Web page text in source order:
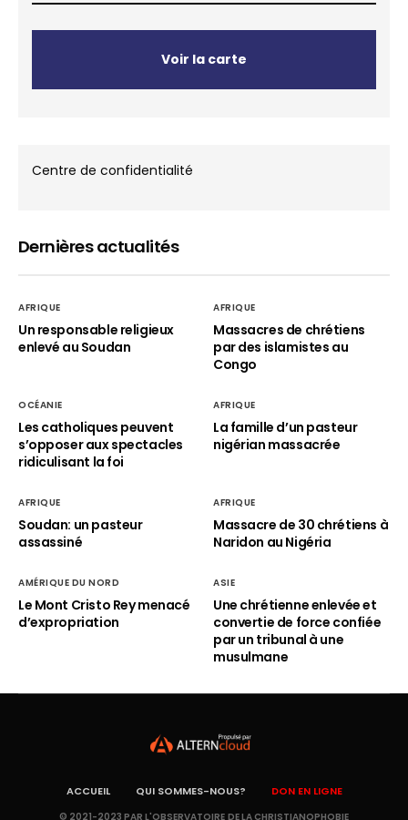
Voir la carte
Centre de confidentialité
Dernières actualités
AFRIQUE
Un responsable religieux
enlevé au Soudan
AFRIQUE
Massacres de chrétiens
par des islamistes au
Congo
OCÉANIE
Les catholiques peuvent
s’opposer aux spectacles
ridiculisant la foi
AFRIQUE
La famille d’un pasteur
nigérian massacrée
AFRIQUE
Soudan: un pasteur
assassiné
AFRIQUE
Massacre de 30 chrétiens à
Naridon au Nigéria
AMÉRIQUE DU NORD
Le Mont Cristo Rey menacé
d’expropriation
ASIE
Une chrétienne enlevée et
convertie de force confiée
par un tribunal à une
musulmane
ACCUEIL QUI SOMMES-NOUS? DON EN LIGNE
© 2021-2023 PAR L'OBSERVATOIRE DE LA CHRISTIANOPHOBIE